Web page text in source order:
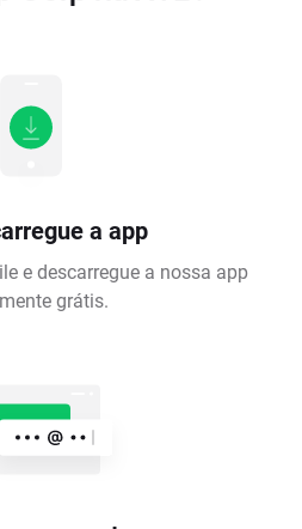
a app
e descarregue a nossa app
grátis.